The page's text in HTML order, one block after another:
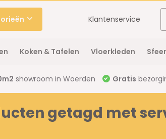
Klantenservice
Koken & Tafelen Vloerkleden
showroom in Woerden Gratis
getagd met